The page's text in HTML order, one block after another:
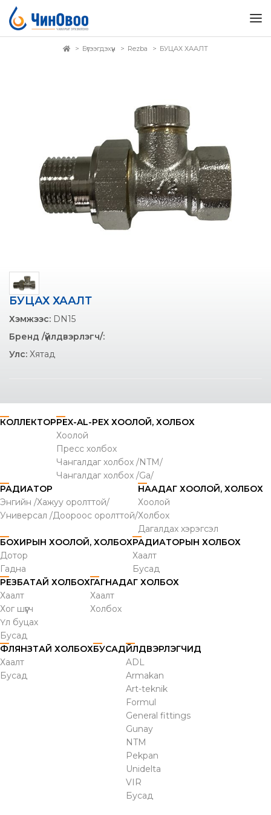
Бүтээгдэхүүн Rezba БУЦАХ ХААЛТ
БУЦАХ ХААЛТ
Хэмжээс: DN15
Бренд /үйлдвэрлэгч/:
Улс: Хятад
КОЛЛЕКТОРPEX-AL-PEX ХООЛОЙ, ХОЛБОХ
Хоолой
Пресс холбох
Чангалдаг холбох /NTM/
Чангалдаг холбох /Ga/
РАДИАТОР
Энгийн /Хажуу оролттой/
Универсал /Доороос оролттой/
НААДАГ ХООЛОЙ, ХОЛБОХ
Хоолой
Холбох
Дагалдах хэрэгсэл
БОХИРЫН ХООЛОЙ, ХОЛБОХ
Дотор
Гадна
РАДИАТОРЫН ХОЛБОХ
Хаалт
Бусад
РЕЗБАТАЙ ХОЛБОХ
Хаалт
Хог шүүгч
Үл буцах
Бусад
ГАГНАДАГ ХОЛБОХ
Хаалт
Холбох
ФЛЯНЗТАЙ ХОЛБОХ
Хаалт
Бусад
БУСАДҮЙЛДВЭРЛЭГЧИД
ADL
Armakan
Art-teknik
Formul
General fittings
Gunay
NTM
Pekpan
Unidelta
VIR
Бусад